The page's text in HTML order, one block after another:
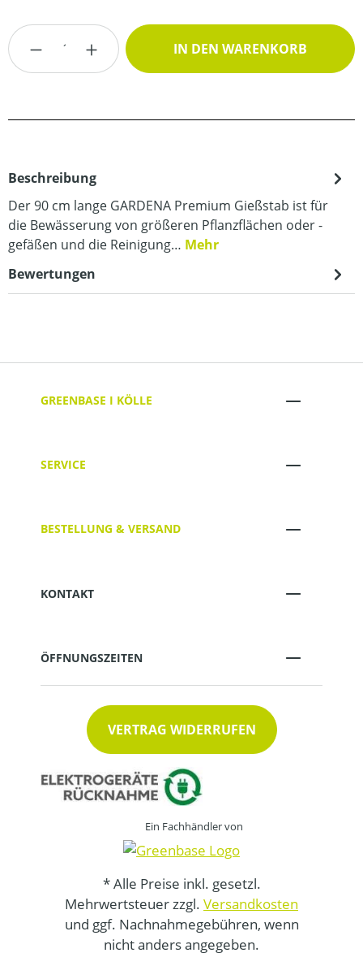
Produkt Anzahl: Gib den gewünschten
IN DEN WARENKORB
Beschreibung
Der 90 cm lange GARDENA Premium Gießstab ist für
die Bewässerung von größeren Pflanzflächen oder -
gefäßen und die Reinigung… Mehr
Bewertungen
GREENBASE I KÖLLE
SERVICE
BESTELLUNG & VERSAND
KONTAKT
ÖFFNUNGSZEITEN
VERTRAG WIDERRUFEN
Ein Fachhändler von
* Alle Preise inkl. gesetzl.
Mehrwertsteuer zzgl. Versandkosten
und ggf. Nachnahmegebühren, wenn
nicht anders angegeben.